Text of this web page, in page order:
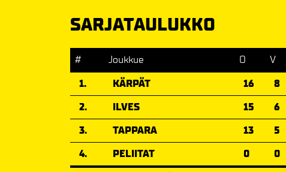
SARJATAULUKKO
# Joukkue O V
1.
KÄRPÄT 16 8
2.
ILVES 15 6
3.
TAPPARA 13 5
4.
PELIITAT 0 0